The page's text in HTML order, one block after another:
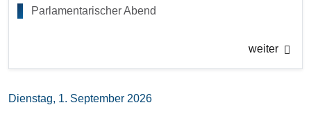
Parlamentarischer Abend
weiter
Dienstag, 1. September 2026